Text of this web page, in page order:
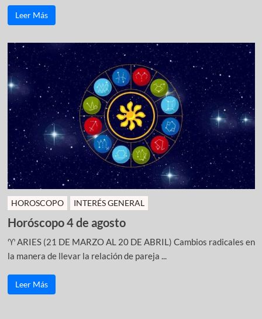
Leer Más
HOROSCOPO INTERÉS GENERAL
Horóscopo 4 de agosto
♈ ARIES (21 DE MARZO AL 20 DE ABRIL) Cambios radicales en
la manera de llevar la relación de pareja ...
Leer Más